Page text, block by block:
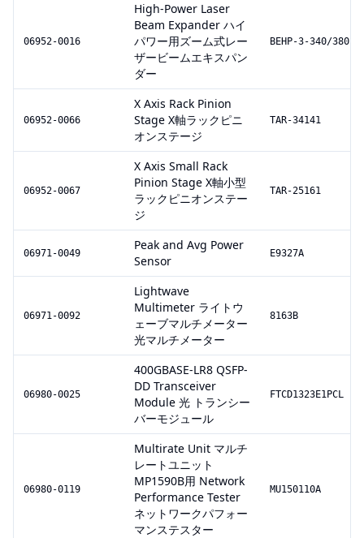
06952-0016
High-Power Laser
Beam Expander ハイ
パワー用ズーム式レー
ザービームエキスパン
ダー
BEHP-3-340/380
06952-0066
X Axis Rack Pinion
Stage X軸ラックピニ
オンステージ
TAR-34141
06952-0067
X Axis Small Rack
Pinion Stage X軸小型
ラックピニオンステー
ジ
TAR-25161
06971-0049
Peak and Avg Power
Sensor
E9327A
06971-0092
Lightwave
Multimeter ライトウ
ェーブマルチメーター
光マルチメーター
8163B
06980-0025
400GBASE-LR8 QSFP-
DD Transceiver
Module 光 トランシー
バーモジュール
FTCD1323E1PCL
06980-0119
Multirate Unit マルチ
レートユニット
MP1590B用 Network
Performance Tester
ネットワークパフォー
マンステスター
MU150110A